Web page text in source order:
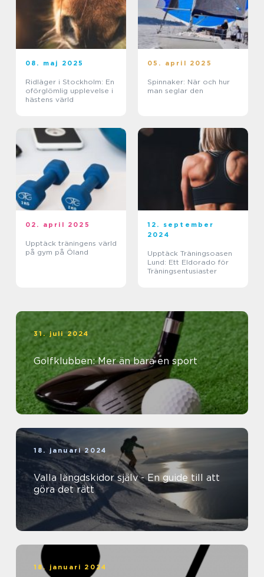
08. maj 2025
Ridläger i Stockholm: En
oförglömlig upplevelse i
hästens värld
05. april 2025
Spinnaker: När och hur
man seglar den
02. april 2025
Upptäck träningens värld
på gym på Öland
12. september
2024
Upptäck Träningsoasen
Lund: Ett Eldorado för
Träningsentusiaster
31. juli 2024
Golfklubben: Mer än bara en sport
18. januari 2024
Valla längdskidor själv - En guide till att
göra det rätt
18. januari 2024